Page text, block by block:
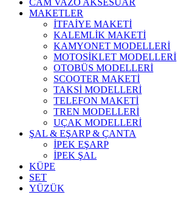
CAM VAZO AKSESUAR
MAKETLER
İTFAİYE MAKETİ
KALEMLİK MAKETİ
KAMYONET MODELLERİ
MOTOSİKLET MODELLERİ
OTOBÜS MODELLERİ
SCOOTER MAKETİ
TAKSİ MODELLERİ
TELEFON MAKETİ
TREN MODELLERİ
UÇAK MODELLERİ
ŞAL & EŞARP & ÇANTA
İPEK EŞARP
İPEK ŞAL
KÜPE
SET
YÜZÜK